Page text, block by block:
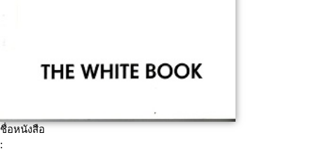
ชื่อหนังสือ
: